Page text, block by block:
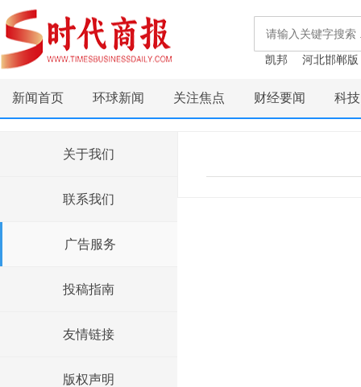
凯邦 河北邯郸版
新闻首页 环球新闻 关注焦点 财经要闻 科
关于我们
联系我们
广告服务
投稿指南
友情链接
版权声明